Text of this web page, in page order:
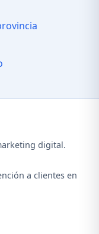
digital.
a clientes en